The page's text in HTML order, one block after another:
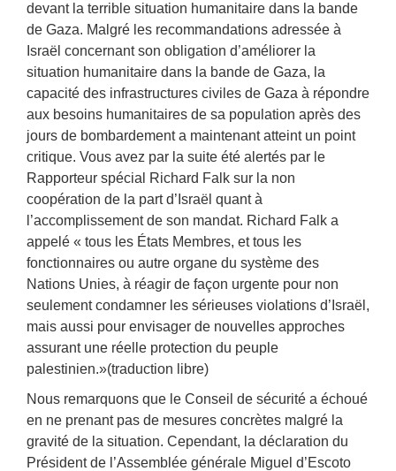
devant la terrible situation humanitaire dans la bande
de Gaza. Malgré les recommandations adressée à
Israël concernant son obligation d’améliorer la
situation humanitaire dans la bande de Gaza, la
capacité des infrastructures civiles de Gaza à répondre
aux besoins humanitaires de sa population après des
jours de bombardement a maintenant atteint un point
critique. Vous avez par la suite été alertés par le
Rapporteur spécial Richard Falk sur la non
coopération de la part d’Israël quant à
l’accomplissement de son mandat. Richard Falk a
appelé « tous les États Membres, et tous les
fonctionnaires ou autre organe du système des
Nations Unies, à réagir de façon urgente pour non
seulement condamner les sérieuses violations d’Israël,
mais aussi pour envisager de nouvelles approches
assurant une réelle protection du peuple
palestinien.»(traduction libre)
Nous remarquons que le Conseil de sécurité a échoué
en ne prenant pas de mesures concrètes malgré la
gravité de la situation. Cependant, la déclaration du
Président de l’Assemblée générale Miguel d’Escoto